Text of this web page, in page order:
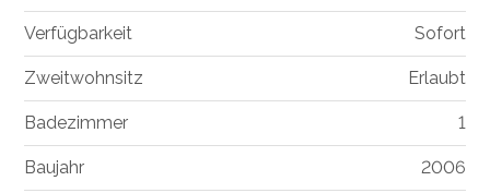
Verfügbarkeit Sofort
Zweitwohnsitz Erlaubt
Badezimmer 1
Baujahr 2006